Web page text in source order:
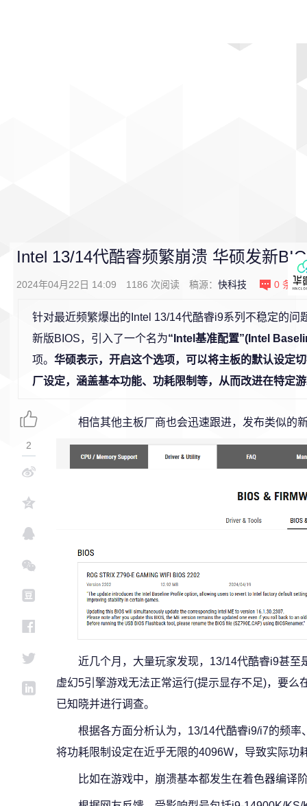
Intel 13/14代酷睿频繁崩溃 华硕发新
2024年04月22日 14:09 1186 次阅读 稿源： 快科技 0 条评
针对最近频繁爆出的Intel 13/14代酷睿i9系列不稳定的问
新版BIOS，引入了一个名为“Intel基准配置”(Intel
项。 华硕表示，开启这个选项，可以将主板的默认设定
厂设定，涵盖基本功能、功耗限制等，从而改进在特定
相信其他主板厂商也会迅速跟进，发布类似的
近几个月，大量玩家发现，13/14代酷睿i9甚
虚幻5引擎游戏无法正常运行(提示显存不足)，要么
已知晓并进行调查。
根据各方面分析认为，13/14代酷睿i9/i7的频率
将功耗限制设定在近乎无限的4096W，导致实际功
比如在游戏中，崩溃基本都发生在着色器编译
2